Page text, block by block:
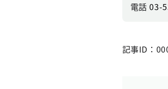
電話03-
記事ID：